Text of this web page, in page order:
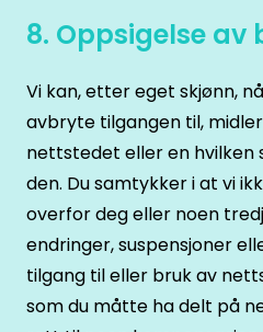
8. Oppsigelse av
Vi kan, etter eget skjønn,
avbryte tilgangen til,
nettstedet eller en hvilken
den. Du samtykker i at vi
overfor deg eller noen
endringer, suspensjoner
tilgang til eller bruk av
som du måtte ha delt på